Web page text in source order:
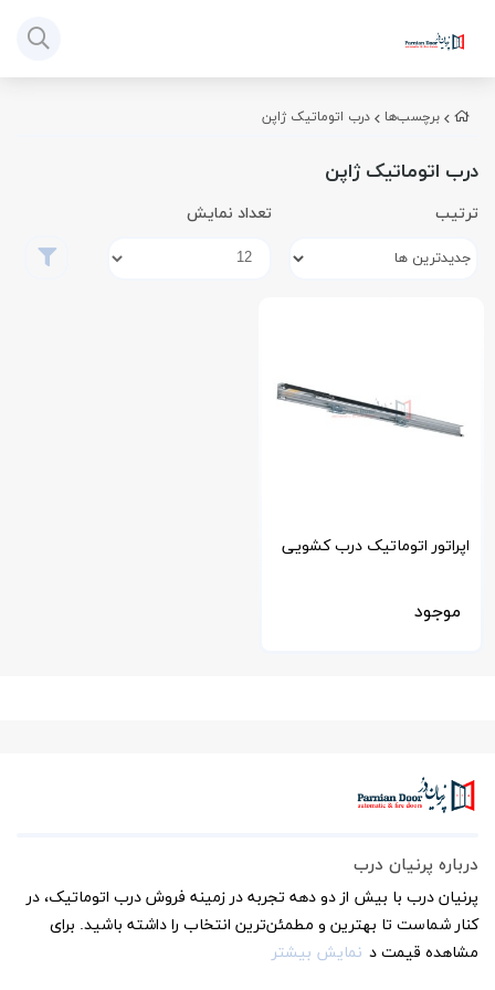
برچسب‌ها درب اتوماتیک ژاپن
درب اتوماتیک ژاپن
ترتیب تعداد نمایش
اپراتور اتوماتیک درب کشویی
موجود
درباره پرنیان درب
پرنیان درب با بیش از دو دهه تجربه در زمینه فروش درب اتوماتیک، در
کنار شماست تا بهترین و مطمئن‌ترین انتخاب را داشته باشید. برای
مشاهده قیمت د نمایش بیشتر